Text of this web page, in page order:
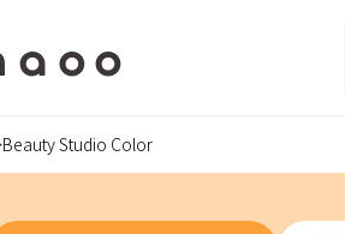
Beauty Studio Color